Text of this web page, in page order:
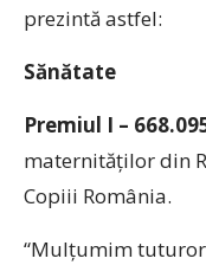
prezintă astfel:
Sănătate
Premiul I –
maternităților din
Copiii România.
“Mulțumim